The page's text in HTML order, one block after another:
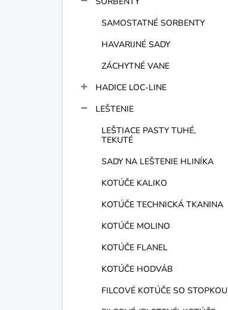
SAMOSTATNÉ SORBENTY
HAVARIJNÉ SADY
ZÁCHYTNÉ VANE
HADICE LOC-LINE
LEŠTENIE
LEŠTIACE PASTY TUHÉ,
TEKUTÉ
SADY NA LEŠTENIE HLINÍKA
KOTÚČE KALIKO
KOTÚČE TECHNICKÁ TKANINA
KOTÚČE MOLINO
KOTÚČE FLANEL
KOTÚČE HODVÁB
FILCOVÉ KOTÚČE SO STOPKOU